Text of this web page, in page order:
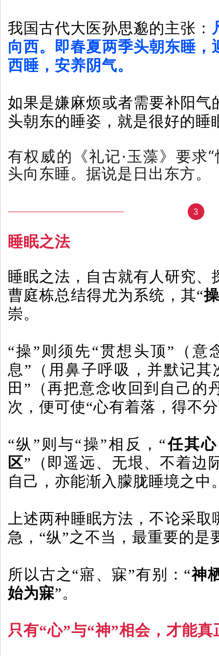
我国古代大医孙思邈的主张：
向西。即春夏两季头朝东睡
西睡，安养阴气。
如果是嫌麻烦或者需要补阳气
头朝东的睡姿，就是很好的睡
有权威的《礼记·玉藻》要求
头向东睡。据说是日出东方。
3
睡眠之法
睡眠之法，自古就有人研究
曹庭栋总结得尤为系统，其“
崇。
“操”则须先“贯想头顶”（意
息”（用鼻子呼吸，并默记
田”（再把意念收回到自己的
次，便可使“心有着落，得不
“纵”则与“操”相反，“任其
区”（即遥远、无垠、不着边
自己，亦能渐入朦胧睡境之中
上述两种睡眠方法，不论采
急，“纵”之不当，最重要的是
所以古之“寤、寐”有别：“神
始为寐”。
只有“心”与“神”相会，才能真